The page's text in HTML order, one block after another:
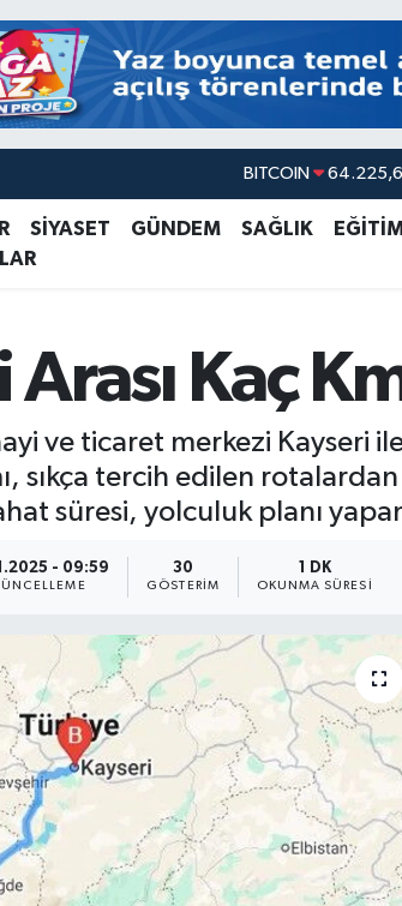
DOLAR
BİST100
SİYASET GÜNDEM SAĞLIK
Kaç
ve ticaret merkezi Kayseri
sıkça tercih edilen
süresi, yolculuk planı
- 09:59 30
GÖSTERIM
1 DK
OKUNMA SÜRESI